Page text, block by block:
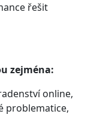
řešit
zejména:
online,
problematice,